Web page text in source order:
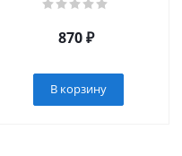
870₽
В корзину